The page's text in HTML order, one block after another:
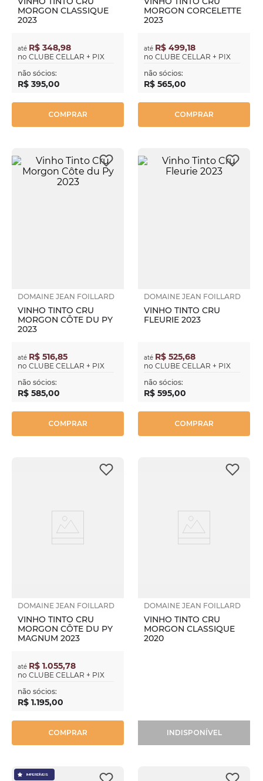
MORGON CLASSIQUE
2023
até R$ 348,98
no CLUBE CELLAR + PIX
não sócios:
R$ 395,00
COMPRAR
MORGON CORCELETTE
2023
até R$ 499,18
no CLUBE CELLAR + PIX
não sócios:
R$ 565,00
COMPRAR
DOMAINE JEAN FOILLARD
VINHO TINTO CRU
MORGON CÔTE DU PY
2023
até R$ 516,85
no CLUBE CELLAR + PIX
não sócios:
R$ 585,00
COMPRAR
DOMAINE JEAN FOILLARD
VINHO TINTO CRU
FLEURIE 2023
até R$ 525,68
no CLUBE CELLAR + PIX
não sócios:
R$ 595,00
COMPRAR
DOMAINE JEAN FOILLARD
VINHO TINTO CRU
MORGON CÔTE DU PY
MAGNUM 2023
até R$ 1.055,78
no CLUBE CELLAR + PIX
não sócios:
R$ 1.195,00
COMPRAR
DOMAINE JEAN FOILLARD
VINHO TINTO CRU
MORGON CLASSIQUE
2020
INDISPONÍVEL
IMPERDÍVEIS